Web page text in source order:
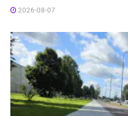
2026-08-07